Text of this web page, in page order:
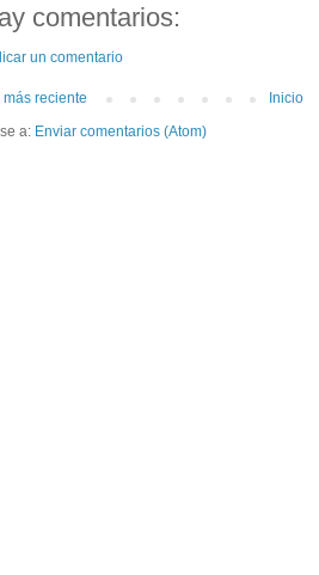
comentarios:
un comentario
más reciente
Inicio
a: Enviar comentarios (Atom)